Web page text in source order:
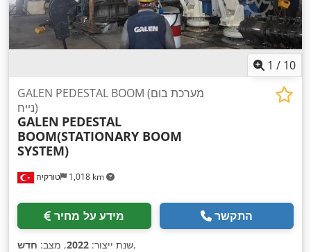
1 / 10
טורקיה 1,018 km
GALEN PEDESTAL BOOM (מערכת בום
נייח)
GALEN PEDESTAL
BOOM(STATIONARY BOOM
SYSTEM)
מידע על מחיר התקשר
שנת ייצור: 2022, מצב: חדש ,